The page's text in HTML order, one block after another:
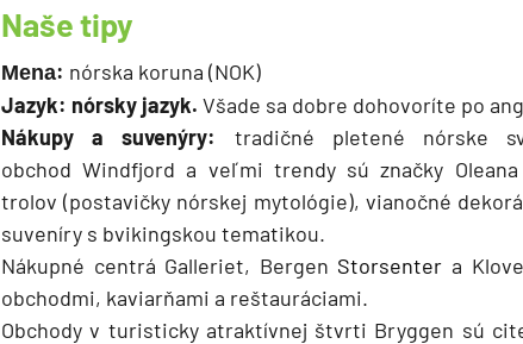
Naše tipy
Mena: nórska koruna (NOK)
Jazyk: nórsky jazyk. Všade sa dobre dohovoríte po
Nákupy a suvenýry: tradičné pletené nórske
obchod Windfjord a veľmi trendy sú značky
trolov (postavičky nórskej mytológie), vianočné
suveníry s bvikingskou tematikou.
Nákupné centrá Galleriet, Bergen Storsenter a
obchodmi, kaviarňami a reštauráciami.
Obchody v turisticky atraktívnej štvrti Bryggen sú